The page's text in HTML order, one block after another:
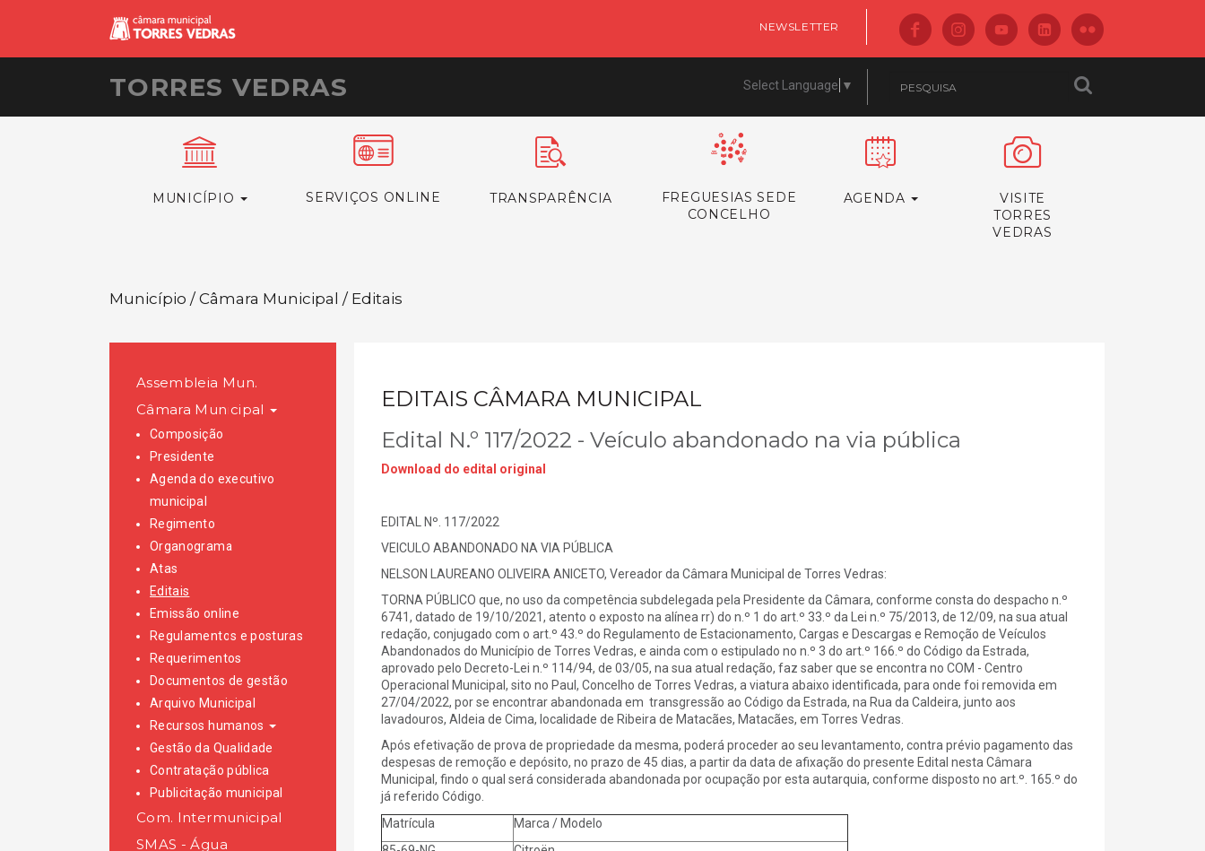
NEWSLETTER
TORRES VEDRAS Select Language ▼
MUNICÍPIO SERVIÇOS ONLINE TRANSPARÊNCIA
FREGUESIAS SEDE
CONCELHO
AGENDA
VISITE
TORRES
VEDRAS
Município / Câmara Municipal / Editais
Assembleia Mun.
Câmara Municipal
Composição
Presidente
Agenda do executivo
municipal
Regimento
Organograma
Atas
Editais
Emissão online
Regulamentos e posturas
Requerimentos
Documentos de gestão
Arquivo Municipal
Recursos humanos
Gestão da Qualidade
Contratação pública
Publicitação municipal
Com. Intermunicipal
SMAS - Água
EDITAIS CÂMARA MUNICIPAL
Edital N.º 117/2022 - Veículo abandonado na via pública
Download do edital original
EDITAL Nº. 117/2022
VEICULO ABANDONADO NA VIA PÚBLICA
NELSON LAUREANO OLIVEIRA ANICETO, Vereador da Câmara Municipal de Torres Vedras:
TORNA PÚBLICO que, no uso da competência subdelegada pela Presidente da Câmara, conforme consta do despacho n.º
6741, datado de 19/10/2021, atento o exposto na alínea rr) do n.º 1 do art.º 33.º da Lei n.º 75/2013, de 12/09, na sua atual
redação, conjugado com o art.º 43.º do Regulamento de Estacionamento, Cargas e Descargas e Remoção de Veículos
Abandonados do Município de Torres Vedras, e ainda com o estipulado no n.º 3 do art.º 166.º do Código da Estrada,
aprovado pelo Decreto-Lei n.º 114/94, de 03/05, na sua atual redação, faz saber que se encontra no COM - Centro
Operacional Municipal, sito no Paul, Concelho de Torres Vedras, a viatura abaixo identificada, para onde foi removida em
27/04/2022, por se encontrar abandonada em transgressão ao Código da Estrada, na Rua da Caldeira, junto aos
lavadouros, Aldeia de Cima, localidade de Ribeira de Matacães, Matacães, em Torres Vedras.
Após efetivação de prova de propriedade da mesma, poderá proceder ao seu levantamento, contra prévio pagamento das
despesas de remoção e depósito, no prazo de 45 dias, a partir da data de afixação do presente Edital nesta Câmara
Municipal, findo o qual será considerada abandonada por ocupação por esta autarquia, conforme disposto no art.º. 165.º do
já referido Código.
Matrícula
Marca / Modelo